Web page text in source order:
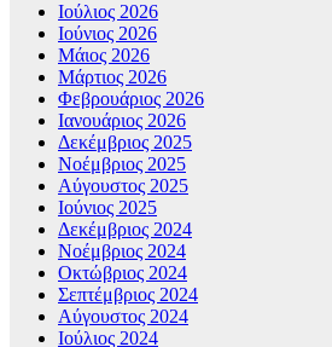
Ιούλιος 2026
Ιούνιος 2026
Μάιος 2026
Μάρτιος 2026
Φεβρουάριος 2026
Ιανουάριος 2026
Δεκέμβριος 2025
Νοέμβριος 2025
Αύγουστος 2025
Ιούνιος 2025
Δεκέμβριος 2024
Νοέμβριος 2024
Οκτώβριος 2024
Σεπτέμβριος 2024
Αύγουστος 2024
Ιούλιος 2024